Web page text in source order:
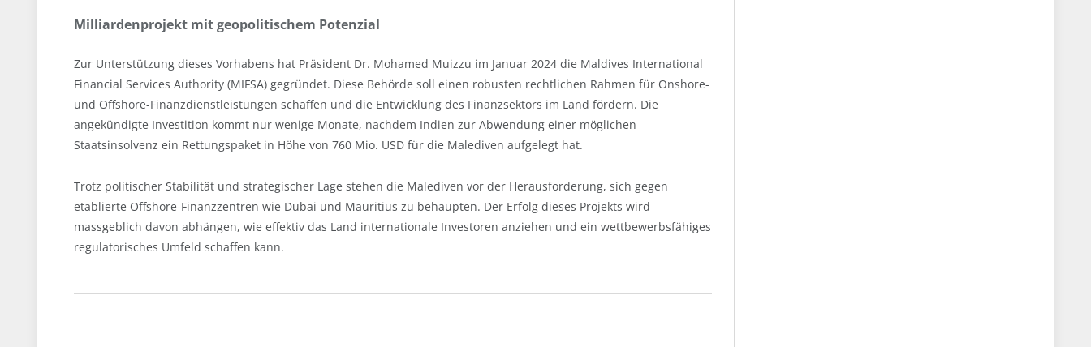
Milliardenprojekt mit geopolitischem Potenzial
Zur Unterstützung dieses Vorhabens hat Präsident Dr. Mohamed Muizzu im Januar 2024 die Maldives International
Financial Services Authority (MIFSA) gegründet. Diese Behörde soll einen robusten rechtlichen Rahmen für Onshore-
und Offshore-Finanzdienstleistungen schaffen und die Entwicklung des Finanzsektors im Land fördern. Die
angekündigte Investition kommt nur wenige Monate, nachdem Indien zur Abwendung einer möglichen
Staatsinsolvenz ein Rettungspaket in Höhe von 760 Mio. USD für die Malediven aufgelegt hat.
Trotz politischer Stabilität und strategischer Lage stehen die Malediven vor der Herausforderung, sich gegen
etablierte Offshore-Finanzzentren wie Dubai und Mauritius zu behaupten. Der Erfolg dieses Projekts wird
massgeblich davon abhängen, wie effektiv das Land internationale Investoren anziehen und ein wettbewerbsfähiges
regulatorisches Umfeld schaffen kann.